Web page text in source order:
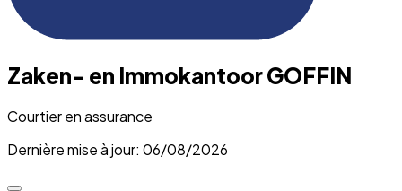
Zaken- en Immokantoor GOFFIN
Courtier en assurance
Dernière mise à jour: 06/08/2026